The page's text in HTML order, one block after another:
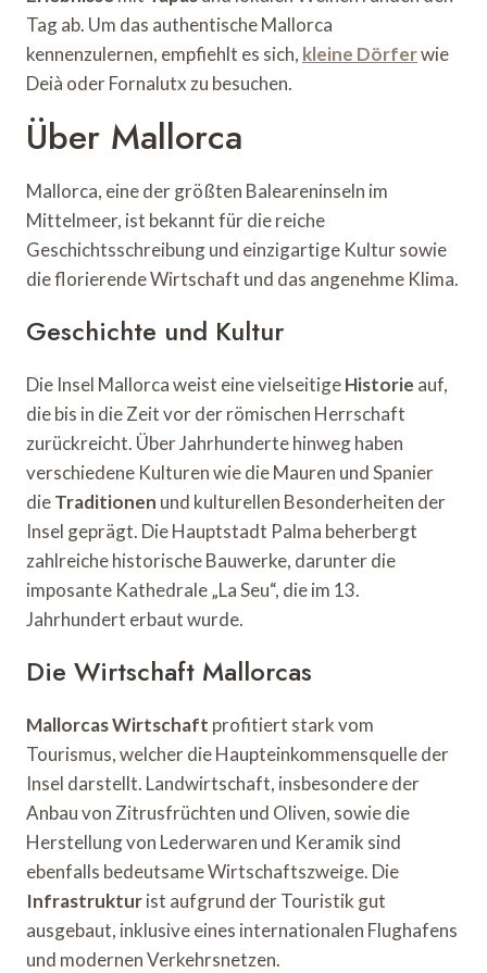
Tag ab. Um das authentische Mallorca
kennenzulernen, empfiehlt es sich, kleine Dörferwie
Deià oder Fornalutx zu besuchen.
Über Mallorca
Mallorca, eine der größten Baleareninseln im
Mittelmeer, ist bekannt für die reiche
Geschichtsschreibung und einzigartige Kultur sowie
die florierende Wirtschaft und das angenehme Klima.
Geschichte und Kultur
Die Insel Mallorca weist eine vielseitigeHistorie auf,
die bis in die Zeit vor der römischen Herrschaft
zurückreicht. Über Jahrhunderte hinweg haben
verschiedene Kulturen wie die Mauren und Spanier
dieTraditionen und kulturellen Besonderheiten der
Insel geprägt. Die Hauptstadt Palma beherbergt
zahlreiche historische Bauwerke, darunter die
imposante Kathedrale „La Seu“, die im 13.
Jahrhundert erbaut wurde.
Die Wirtschaft Mallorcas
Mallorcas Wirtschaft profitiert stark vom
Tourismus, welcher die Haupteinkommensquelle der
Insel darstellt. Landwirtschaft, insbesondere der
Anbau von Zitrusfrüchten und Oliven, sowie die
Herstellung von Lederwaren und Keramik sind
ebenfalls bedeutsame Wirtschaftszweige. Die
Infrastrukturist aufgrund der Touristik gut
ausgebaut, inklusive eines internationalen Flughafens
und modernen Verkehrsnetzen.